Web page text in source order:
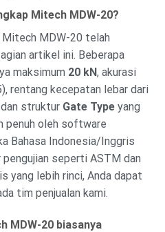
Mitech MDW-20?
MDW-20 telah
artikel ini. Beberapa
maksimum 20 kN, akurasi
rentang kecepatan lebar dari
struktur Gate Type yang
penuh oleh software
Bahasa Indonesia/Inggris
seperti ASTM dan
yang lebih rinci, Anda dapat
tim penjualan kami.
MDW-20 biasanya